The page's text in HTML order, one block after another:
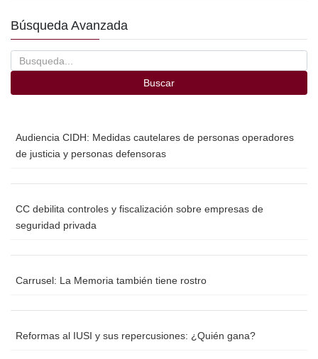
k
Búsqueda Avanzada
Buscar
Audiencia CIDH: Medidas cautelares de personas operadores
de justicia y personas defensoras
CC debilita controles y fiscalización sobre empresas de
seguridad privada
Carrusel: La Memoria también tiene rostro
Reformas al IUSI y sus repercusiones: ¿Quién gana?